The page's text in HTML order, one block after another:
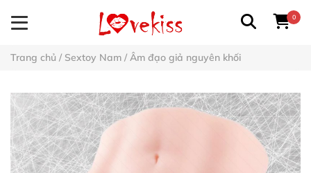
0
Trang chủ / Sextoy Nam / Âm đạo giả nguyên khối